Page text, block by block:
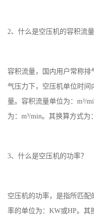
2、什么是空压机的容积流量
容积流量，国内用户常称
气压力下，空压机单位时间
量。容积流量单位为：m³/
为：m³/min。其换算方式为
3、什么是空压机的功率？
空压机的功率，是指所匹
率的单位为：KW或HP。其